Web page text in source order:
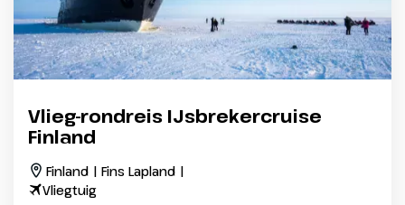
Vlieg-rondreis IJsbrekercruise
Finland
Finland | Fins Lapland |
Vliegtuig